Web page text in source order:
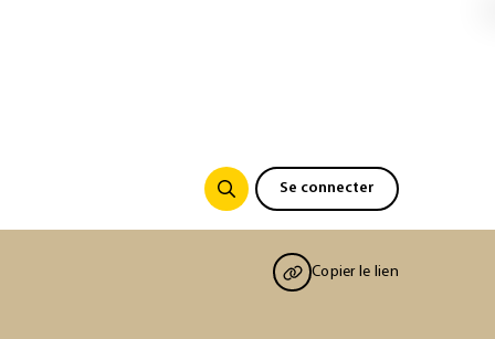
Se connecter
Copier le lien